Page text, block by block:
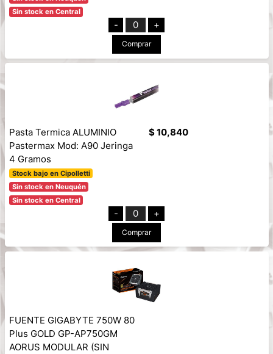
Sin stock en Central
- 0 +
Comprar
Pasta Termica ALUMINIO
Pastermax Mod: A90 Jeringa
4 Gramos
Stock bajo en Cipolletti
Sin stock en Neuquén
Sin stock en Central
$ 10,840
- 0 +
Comprar
FUENTE GIGABYTE 750W 80
Plus GOLD GP-AP750GM
AORUS MODULAR (SIN